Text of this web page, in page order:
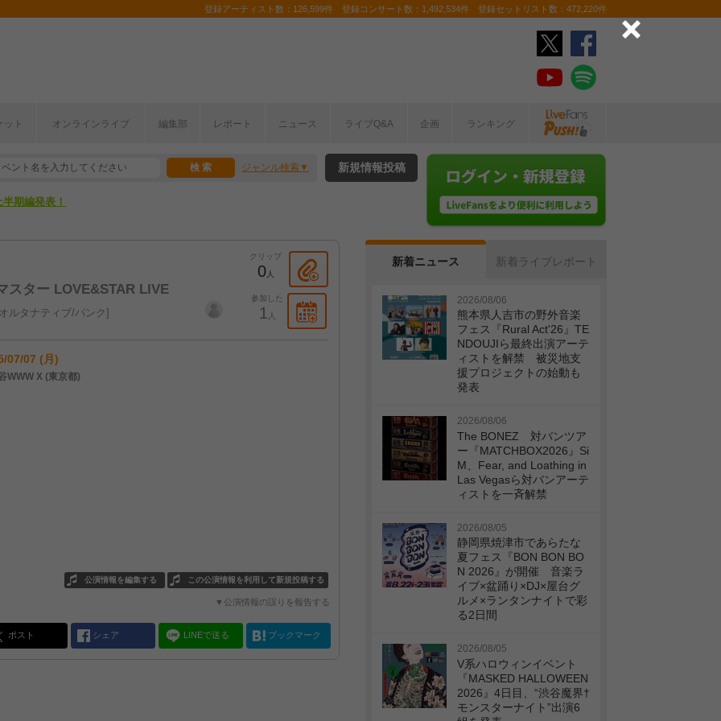
登録アーティスト数：126,599件 登録コンサート数：1,492,534件 登録セットリスト数：472,220件
ット オンラインライブ 編集部 レポート ニュース ライブQ&A 企画 ランキング
ジャンル検索
こから！
期編発表！
新規情報投稿
スター LOVE&STAR LIVE
クリップ
0人
参加した
1 人
ルタナティブ/パンク
07/07 (月)
WWW X (東京都)
この公演情報を利用して新規投稿する
公演情報を編集する
▼公演情報の誤りを報告する
ポスト シェア LINEで送る ブックマーク
新着ニュース 新着ライブレポート
2026/08/06
熊本県人吉市の野外音楽
フェス『Rural Act'26』TE
NDOUJIら最終出演アーテ
ィストを解禁 被災地支
援プロジェクトの始動も
発表
2026/08/06
The BONEZ 対バンツア
ー『MATCHBOX2026』Si
M、Fear, and Loathing in
Las Vegasら対バンアーテ
ィストを一斉解禁
2026/08/05
静岡県焼津市であらたな
夏フェス『BON BON BO
N 2026』が開催 音楽ラ
イブ×盆踊り×DJ×屋台グ
ルメ×ランタンナイトで彩
る2日間
2026/08/05
V系ハロウィンイベント
『MASKED HALLOWEEN
2026』4日目、“渋谷魔界†
モンスターナイト”出演6